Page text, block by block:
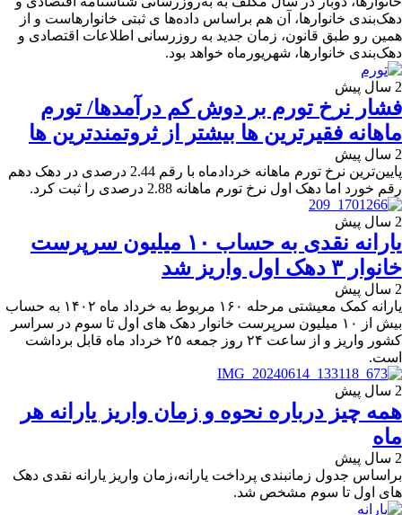
دهک‌بندی خانوارها، آن هم براساس داده‌ها ی ثبتی خانوارهاست و از
همین رو طبق قانون، زمان جدید به روزرسانی اطلاعات اقتصادی و
دهک‌بندی خانوارها، شهریورماه خواهد بود.
2 سال پیش
فشار نرخ تورم بر دوش کم درآمدها/ تورم
ماهانه فقیرترین ها بیشتر از ثروتمندترین ها
2 سال پیش
پایین‌ترین نرخ تورم ماهانه خردادماه با رقم 2.44 درصدی در دهک دهم
رقم خورد اما دهک اول نرخ تورم ماهانه 2.88 درصدی را ثبت کرد.
2 سال پیش
یارانه نقدی به حساب ۱۰ میلیون سرپرست
خانوار ۳ دهک اول واریز شد
2 سال پیش
یارانه کمک معیشتی مرحله ۱۶۰ مربوط به خرداد ماه ۱۴۰۲ به حساب
بیش از ۱۰ میلیون سرپرست خانوار دهک های اول تا سوم در سراسر
کشور واریز و از ساعت ۲۴ روز جمعه ٢٥ خرداد ماه قابل برداشت
است.
2 سال پیش
همه چیز درباره نحوه و زمان واریز یارانه هر
ماه
2 سال پیش
براساس جدول زمانبندی پرداخت یارانه،زمان واریز یارانه نقدی دهک
های اول تا سوم مشخص شد.